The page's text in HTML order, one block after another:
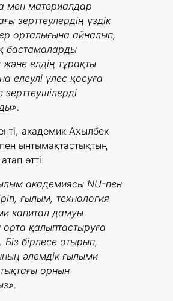
мен материалдар
зерттеулердің үздік
орталығына айналып,
бастамаларды
елдің тұрақты
елеулі үлес қосуға
академик Ахылбек
ынтымақтастықтың
өтті:
академиясы NU-пен
ғылым, технология
капитал дамуы
орта қалыптастыруға
бірлесе отырып,
әлемдік ғылыми
орнын